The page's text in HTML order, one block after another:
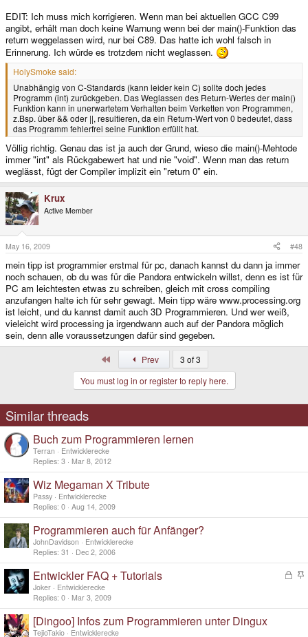
EDIT: Ich muss mich korrigieren. Wenn man bei aktuellen GCC C99
angibt, erhält man doch keine Warnung wenn bei der main()-Funktion das
return weggelassen wird, nur bei C89. Das hatte ich wohl falsch in
Erinnerung. Ich würde es trotzdem nicht weglassen.
HolySmoke said:
Unabhängig von C-Standards (kann leider kein C) sollte doch jedes
Programm (int) zurückgeben. Das Weglassen des Return-Wertes der main()
Funktion kann in unerwartetem Verhalten beim Verketten von Programmen,
z.Bsp. über && oder ||, resultieren, da ein Return-Wert von 0 bedeutet, dass
das Programm fehlerfrei seine Funktion erfüllt hat.
Völlig richtig. Genau das ist ja auch der Grund, wieso die main()-Mehtode
immer "int" als Rückgabewert hat und nie "void". Wenn man das return
weglässt, fügt der Compiler implizit ein "return 0" ein.
Krux
Active Member
May 16, 2009 #48
mein tipp ist programmier erstmal für pc, danach kannst du dann ja immer
noch schauen, ob du was für die Pandora entwickeln willst, denn es ist für
PC am leichtesten etwas zu schreiben, gleich mit cross compiling
anzufangen halte ich für sehr gewagt. Mein tipp wäre www.processing.org
ist leicht, und du kannst damit auch 3D Programmieren. Und wer weiß,
vieleicht wird processing ja irgendwann auch auf der Pandora möglich
sein, denn alle voraussetzungen dafür sind gegeben.
Prev
3 of 3
You must log in or register to reply here.
Similar threads
Buch zum Programmieren lernen
Terran
Entwicklerecke
Replies 3 Mar 8, 2012
Wiz Megaman X Tribute
Passy
Entwicklerecke
Replies 0 Aug 14, 2009
Programmieren auch für Anfänger?
JohnDavidson
Entwicklerecke
Replies 31 Dec 2, 2006
L
k c
Entwickler FAQ + Tutorials
Joker
Entwicklerecke
Replies 0 Mar 3, 2009
[Dingoo] Infos zum Programmieren unter Dingux
TejioTakio Entwicklerecke